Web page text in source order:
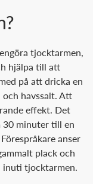
tjocktarmen,
hjälpa till att
på att dricka en
havssalt. Att
effekt. Det
30 minuter till en
anser
plack och
inuti tjocktarmen.